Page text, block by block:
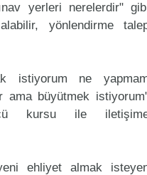
yerleri nerelerdir"
yönlendirme
istiyorum ne
ama büyütmek
kursu ile
ehliyet almak